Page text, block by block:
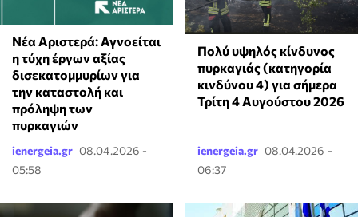
Νέα Αριστερά: Αγνοείται
η τύχη έργων αξίας
δισεκατομμυρίων για
την καταστολή και
πρόληψη των
πυρκαγιών
ienergeia.gr 08.04.2026 -
05:58
Πολύ υψηλός κίνδυνος
πυρκαγιάς (κατηγορία
κινδύνου 4) για σήμερα
Τρίτη 4 Αυγούστου 2026
ienergeia.gr 08.04.2026 -
06:37